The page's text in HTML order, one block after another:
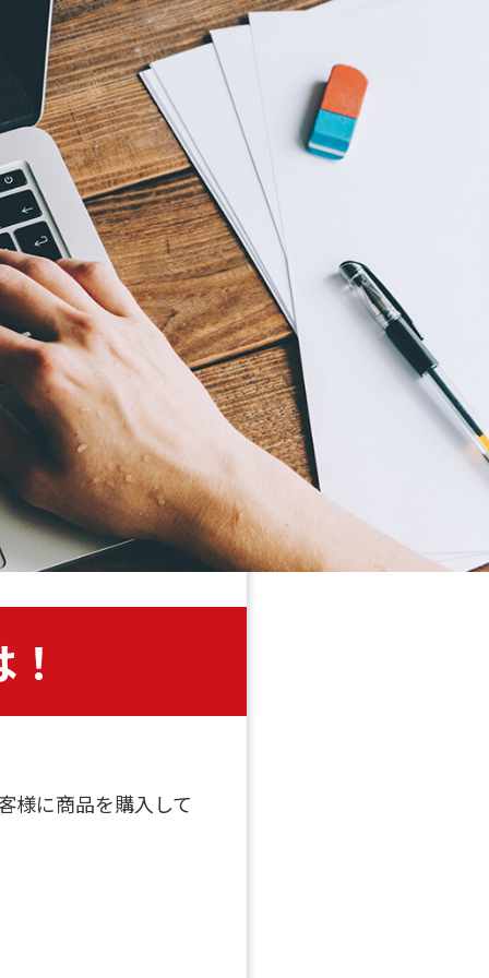
様に商品を購入して